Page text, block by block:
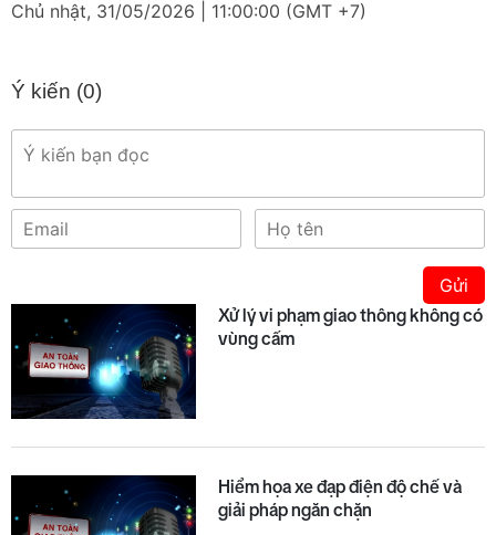
Chủ nhật, 31/05/2026 | 11:00:00 (GMT +7)
Ý kiến (0)
Gửi
Xử lý vi phạm giao thông không có
vùng cấm
Hiểm họa xe đạp điện độ chế và
giải pháp ngăn chặn